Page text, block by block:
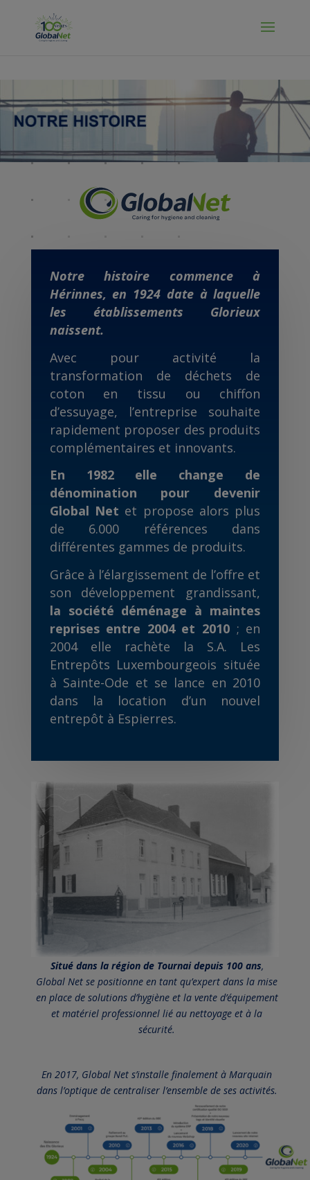
Manage Cookies
Notre histoire commence à
Hérinnes, en 1924 date à laquelle
les établissements Glorieux
naissent.
Avec pour activité la
transformation de déchets de
coton en tissu ou chiffon
d’essuyage, l’entreprise souhaite
rapidement proposer des produits
complémentaires et innovants.
En 1982 elle change de
dénomination pour devenir
Global Net et propose alors plus
de 6.000 références dans
différentes gammes de produits.
Grâce à l’élargissement de l’offre et
son développement grandissant,
la société déménage à maintes
reprises entre 2004 et 2010 ; en
2004 elle rachète la S.A. Les
Entrepôts Luxembourgeois située
à Sainte-Ode et se lance en 2010
dans la location d’un nouvel
entrepôt à Espierres.
Situé dans la région de Tournai depuis 100 ans,
Global Net se positionne en tant qu’expert dans la mise
en place de solutions d’hygiène et la vente d’équipement
et matériel professionnel lié au nettoyage et à la
sécurité.
En 2017, Global Net s’installe finalement à Marquain
dans l’optique de centraliser l’ensemble de ses activités.